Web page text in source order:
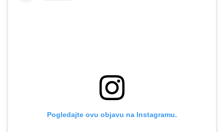
Pogledajte ovu objavu na Instagramu.